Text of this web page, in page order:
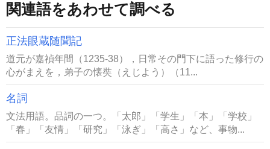
関連語をあわせて調べる
正法眼蔵随聞記
道元が嘉禎年間（1235-38），日常その門下に語った修行の
心がまえを，弟子の懐奘（えじよう）（11...
名詞
文法用語。品詞の一つ。「太郎」「学生」「本」「学校」
「春」「友情」「研究」「泳ぎ」「高さ」など、事物...